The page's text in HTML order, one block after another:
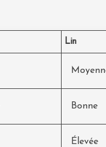
Lin
Bonne
Élevée